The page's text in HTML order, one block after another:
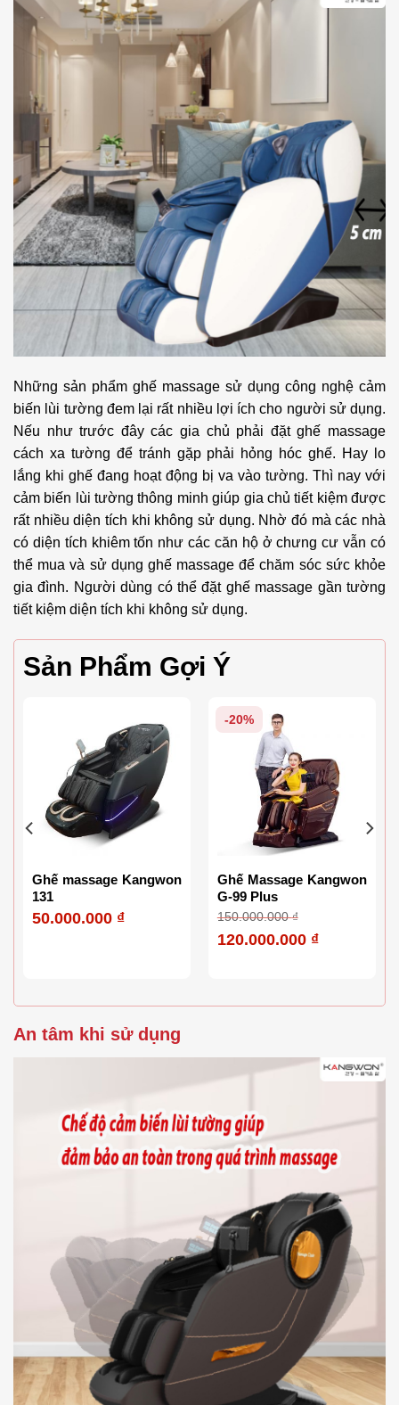
Những sản phẩm ghế massage sử dụng công nghệ cảm
biến lùi tường đem lại rất nhiều lợi ích cho người sử dụng.
Nếu như trước đây các gia chủ phải đặt ghế massage
cách xa tường để tránh gặp phải hỏng hóc ghế. Hay lo
lắng khi ghế đang hoạt động bị va vào tường. Thì nay với
cảm biến lùi tường thông minh giúp gia chủ tiết kiệm được
rất nhiều diện tích khi không sử dụng. Nhờ đó mà các nhà
có diện tích khiêm tốn như các căn hộ ở chưng cư vẫn có
thể mua và sử dụng ghế massage để chăm sóc sức khỏe
gia đình. Người dùng có thể đặt ghế massage gần tường
tiết kiệm diện tích khi không sử dụng.
Sản Phẩm Gợi Ý
Ghế Massage Kangwon
G-99 Plus
150.000.000 ₫
Ghế Massage Kangwon
336
45.000.000
An tâm khi sử dụng